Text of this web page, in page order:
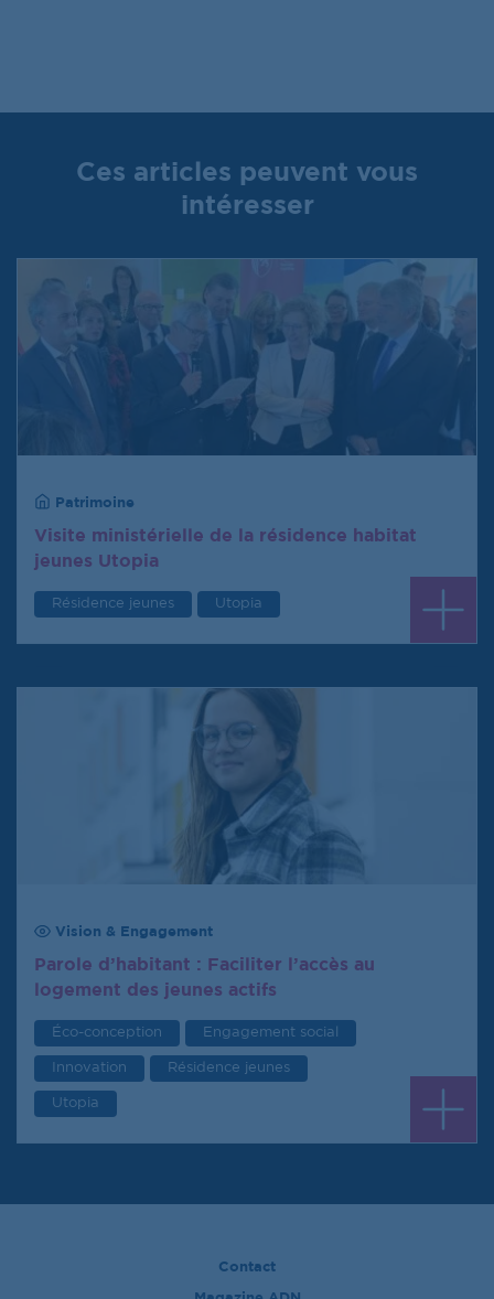
Ces articles peuvent vous
intéresser
Patrimoine
Visite ministérielle de la résidence habitat
jeunes Utopia
Résidence jeunes Utopia
Vision & Engagement
Parole d’habitant : Faciliter l’accès au
logement des jeunes actifs
Éco-conception Engagement social
Innovation Résidence jeunes
Utopia
Contact